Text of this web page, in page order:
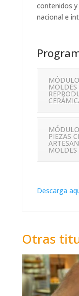
contenidos
nacional e
MOLDES
PIEZAS
MOLDES
Descarga
Otras